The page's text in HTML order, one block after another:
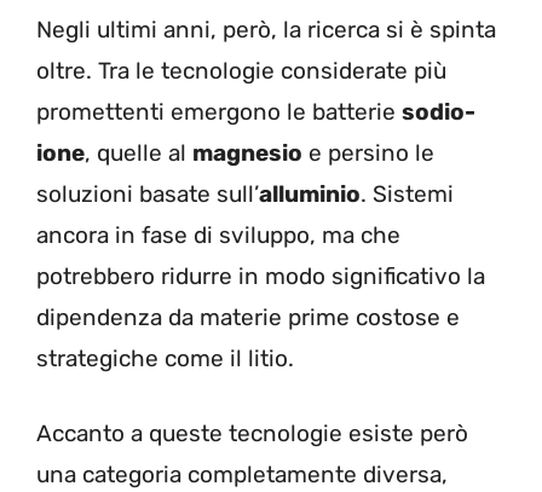
Negli ultimi anni, però, la ricerca si è spinta
oltre. Tra le tecnologie considerate più
promettenti emergono le batterie sodio-
ione, quelle al magnesio e persino le
soluzioni basate sull’alluminio. Sistemi
ancora in fase di sviluppo, ma che
potrebbero ridurre in modo significativo la
dipendenza da materie prime costose e
strategiche come il litio.
Accanto a queste tecnologie esiste però
una categoria completamente diversa,